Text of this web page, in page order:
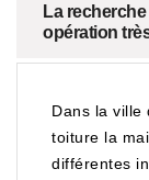
La
opération
Dans la ville
toiture la
différentes